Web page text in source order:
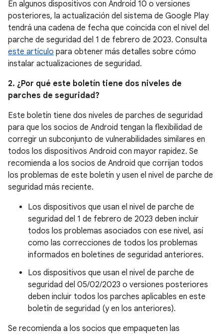
En algunos dispositivos con Android 10 o versiones
posteriores, la actualización del sistema de Google Play
tendrá una cadena de fecha que coincida con el nivel del
parche de seguridad del 1 de febrero de 2023. Consulta
este artículo para obtener más detalles sobre cómo
instalar actualizaciones de seguridad.
2. ¿Por qué este boletín tiene dos niveles de
parches de seguridad?
Este boletín tiene dos niveles de parches de seguridad
para que los socios de Android tengan la flexibilidad de
corregir un subconjunto de vulnerabilidades similares en
todos los dispositivos Android con mayor rapidez. Se
recomienda a los socios de Android que corrijan todos
los problemas de este boletín y usen el nivel de parche de
seguridad más reciente.
Los dispositivos que usan el nivel de parche de
seguridad del 1 de febrero de 2023 deben incluir
todos los problemas asociados con ese nivel, así
como las correcciones de todos los problemas
informados en boletines de seguridad anteriores.
Los dispositivos que usan el nivel de parche de
seguridad del 05/02/2023 o versiones posteriores
deben incluir todos los parches aplicables en este
boletín de seguridad (y en los anteriores).
Se recomienda a los socios que empaqueten las